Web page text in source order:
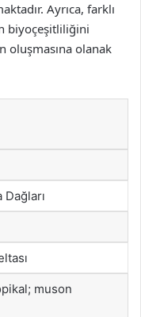
Ayrıca, farklı
biyoçeşitliliğini
oluşmasına olanak
muson